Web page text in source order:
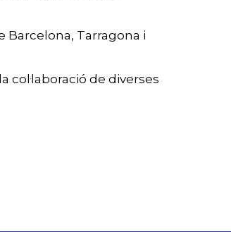
Barcelona, Tarragona i
col·laboració de diverses